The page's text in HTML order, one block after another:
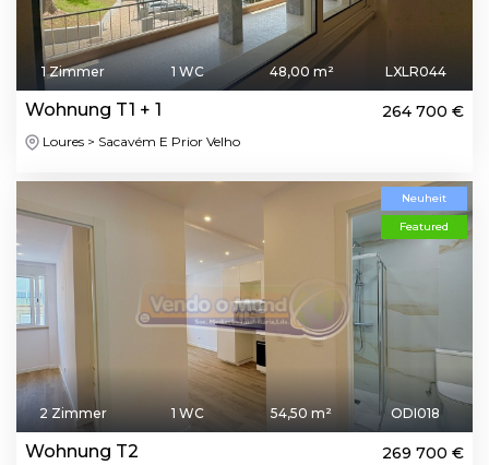
1 Zimmer 1 WC 48,00 m² LXLR044
Wohnung T1 + 1 264 700 €
Loures > Sacavém E Prior Velho
Neuheit
Featured
2 Zimmer 1 WC 54,50 m² ODI018
Wohnung T2 269 700 €